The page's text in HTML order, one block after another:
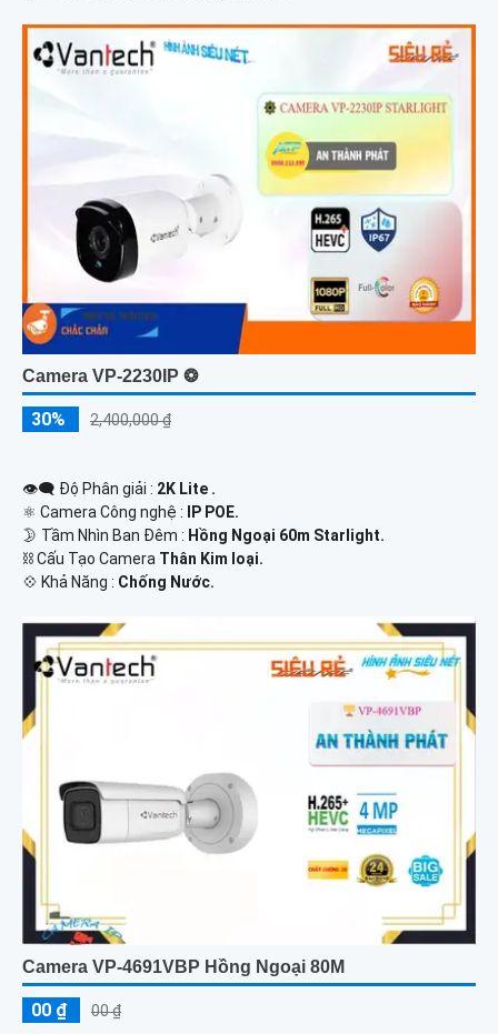
Camera VP-2230IP ❂
30% 2,400,000 ₫
👁️‍🗨 Độ Phân giải : 2K Lite .
⚛️ Camera Công nghệ : IP POE.
🌛 Tầm Nhìn Ban Đêm : Hồng Ngoại 60m Starlight.
⛓ Cấu Tạo Camera Thân Kim loại.
️💠 Khả Năng : Chống Nước.
Camera VP-4691VBP Hồng Ngoại 80M
00 ₫ 00 ₫